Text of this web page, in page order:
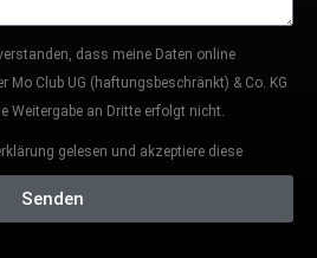
dass meine Daten online
Mo Club UG (haftungsbeschränkt) & Co. KG
Weitergabe an Dritte erfolgt nicht.
gelesen und akzeptiere diese
Senden